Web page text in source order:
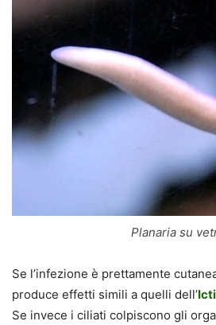
Planaria su
Se l’infezione è prettamente
produce effetti simili a quelli dell’
Se invece i ciliati colpiscono gli